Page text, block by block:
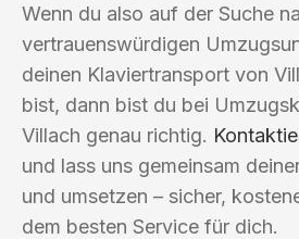
Wenn du also auf der Suche
vertrauenswürdigen
deinen Klaviertransport von
bist, dann bist du bei
Villach genau richtig.
und lass uns gemeinsam
und umsetzen – sicher,
dem besten Service für dich.